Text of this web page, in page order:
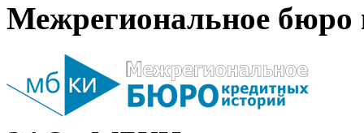
Межрегиональное бюро